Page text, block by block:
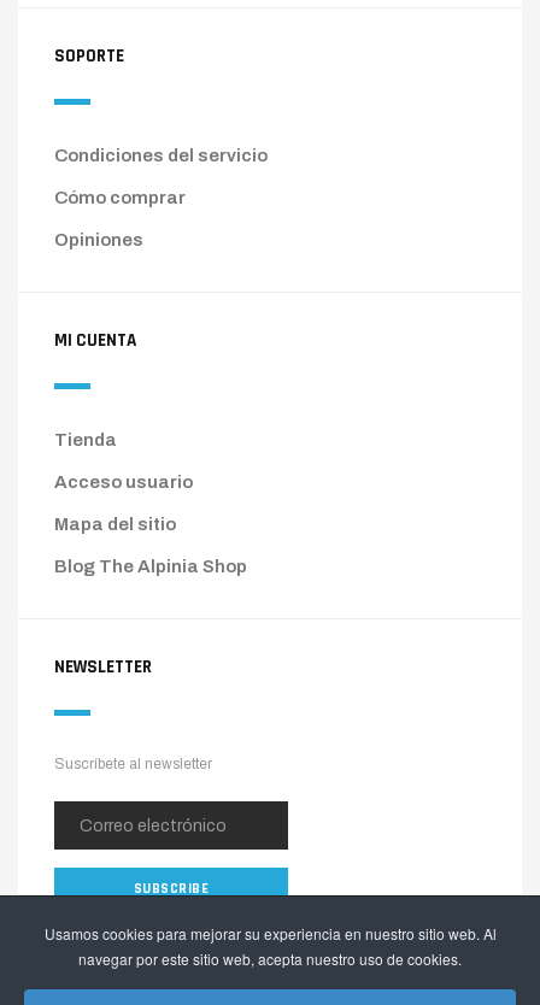
Usamos cookies para mejorar su experiencia en nuestro sitio web. Al
navegar por este sitio web, acepta nuestro uso de cookies.
SOPORTE
Condiciones del servicio
Cómo comprar
Opiniones
MI CUENTA
Tienda
Acceso usuario
Mapa del sitio
Blog The Alpinia Shop
NEWSLETTER
Suscríbete al newsletter